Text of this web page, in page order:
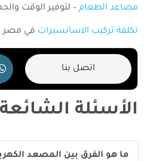
مصاعد الطعام – لتوفير الوقت
تكلفة تركيب الاسانسيرات في مصر 2025
اتصل بنا
الأسئلة الشائعة
ما هو الفرق بين المصعد